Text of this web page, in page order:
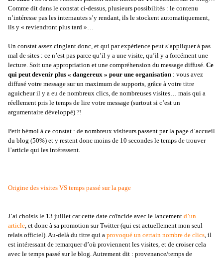
Comme dit dans le constat ci-dessus, plusieurs possibilités : le contenu
n’intéresse pas les internautes s’y rendant, ils le stockent automatiquement,
ils y « reviendront plus tard »…
Un constat assez cinglant donc, et qui par expérience peut s’appliquer à pas
mal de sites : ce n’est pas parce qu’il y a une visite, qu’il y a forcément une
lecture. Soit une appropriation et une compréhension du message diffusé. Ce
qui peut devenir plus « dangereux » pour une organisation : vous avez
diffusé votre message sur un maximum de supports, grâce à votre titre
aguicheur il y a eu de nombreux clics, de nombreuses visites… mais qui a
réellement pris le temps de lire votre message (surtout si c’est un
argumentaire développé) ?!
Petit bémol à ce constat : de nombreux visiteurs passent par la page d’accueil
du blog (50%) et y restent donc moins de 10 secondes le temps de trouver
l’article qui les intéressent.
Origine des visites VS temps passé sur la page
J’ai choisis le 13 juillet car cette date coïncide avec le lancement d’un
article, et donc à sa promotion sur Twitter (qui est actuellement mon seul
relais officiel). Au-delà du titre qui a provoqué un certain nombre de clics, il
est intéressant de remarquer d’où proviennent les visites, et de croiser cela
avec le temps passé sur le blog. Autrement dit : provenance/temps de